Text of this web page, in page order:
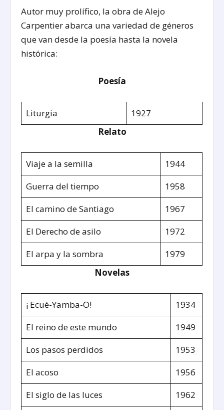
Autor muy prolífico, la obra de Alejo
Carpentier abarca una variedad de géneros
que van desde la poesía hasta la novela
histórica:
Poesía
Liturgia
1927
Relato
Viaje a la semilla
1944
Guerra del tiempo
1958
El camino de Santiago
1967
El Derecho de asilo
1972
El arpa y la sombra
1979
Novelas
¡ Ecué-Yamba-O!
1934
El reino de este mundo
1949
Los pasos perdidos
1953
El acoso
1956
El siglo de las luces
1962